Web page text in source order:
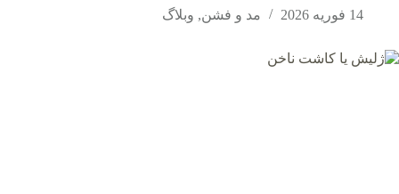
14 فوریه 2026
مد و فشن, وبلاگ